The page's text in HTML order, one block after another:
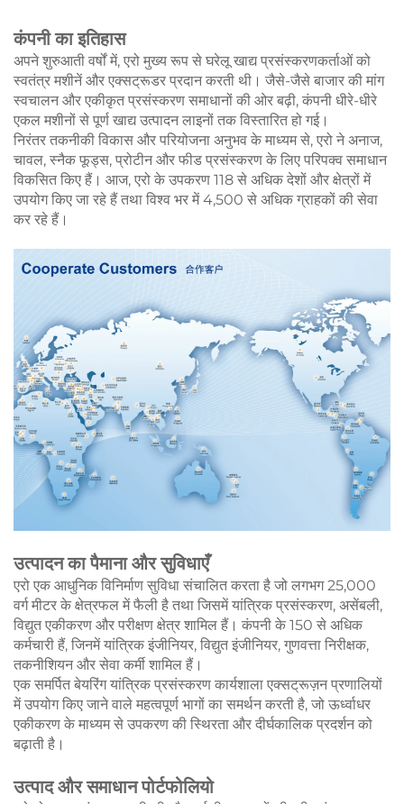
कंपनी का इतिहास
अपने शुरुआती वर्षों में, एरो मुख्य रूप से घरेलू खाद्य प्रसंस्करणकर्ताओं को
स्वतंत्र मशीनें और एक्सट्रूडर प्रदान करती थी। जैसे-जैसे बाजार की मांग
स्वचालन और एकीकृत प्रसंस्करण समाधानों की ओर बढ़ी, कंपनी धीरे-धीरे
एकल मशीनों से पूर्ण खाद्य उत्पादन लाइनों तक विस्तारित हो गई।
निरंतर तकनीकी विकास और परियोजना अनुभव के माध्यम से, एरो ने अनाज,
चावल, स्नैक फूड्स, प्रोटीन और फीड प्रसंस्करण के लिए परिपक्व समाधान
विकसित किए हैं। आज, एरो के उपकरण 118 से अधिक देशों और क्षेत्रों में
उपयोग किए जा रहे हैं तथा विश्व भर में 4,500 से अधिक ग्राहकों की सेवा
कर रहे हैं।
उत्पादन का पैमाना और सुविधाएँ
एरो एक आधुनिक विनिर्माण सुविधा संचालित करता है जो लगभग 25,000
वर्ग मीटर के क्षेत्रफल में फैली है तथा जिसमें यांत्रिक प्रसंस्करण, असेंबली,
विद्युत एकीकरण और परीक्षण क्षेत्र शामिल हैं। कंपनी के 150 से अधिक
कर्मचारी हैं, जिनमें यांत्रिक इंजीनियर, विद्युत इंजीनियर, गुणवत्ता निरीक्षक,
तकनीशियन और सेवा कर्मी शामिल हैं।
एक समर्पित बेयरिंग यांत्रिक प्रसंस्करण कार्यशाला एक्सट्रूज़न प्रणालियों
में उपयोग किए जाने वाले महत्वपूर्ण भागों का समर्थन करती है, जो ऊर्ध्वाधर
एकीकरण के माध्यम से उपकरण की स्थिरता और दीर्घकालिक प्रदर्शन को
बढ़ाती है।
उत्पाद और समाधान पोर्टफोलियो